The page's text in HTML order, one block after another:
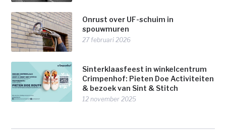
Onrust over UF-schuim in
spouwmuren
27 februari 2026
Sinterklaasfeest in winkelcentrum
Crimpenhof: Pieten Doe Activiteiten
& bezoek van Sint & Stitch
12 november 2025